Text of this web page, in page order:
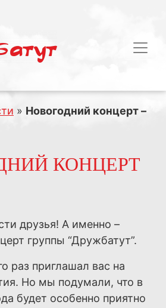
» Новогодний концерт –
КОНЦЕРТ
друзья! А именно –
группы “Дружбатут”.
раз приглашал вас на
Но мы подумали, что в
будет особенно приятно